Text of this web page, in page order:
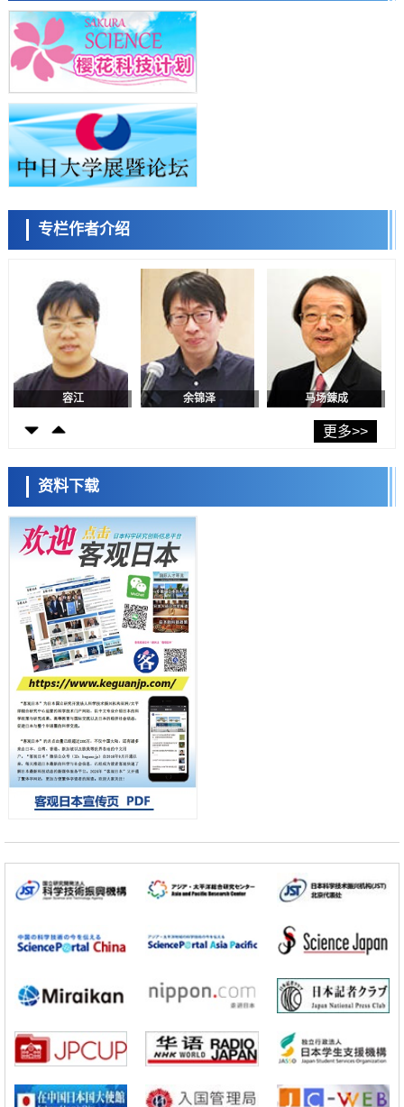
高精度解读
经济・社会
【AI法上篇】如何对“将人生交给AI”保持危机感——中央大学平野晋教
授专访
科学研究
庆应义塾大学阐明脑内“游击手”小胶质细胞包裹保护受损神经细胞的机
制，有望用于开发阿尔茨海默病等疾病疗法
科学研究
日本东北大学与横滨橡胶全球首次从纳米尺度揭示橡胶—黄铜粘接界面
劣化抑制机制，为提升轮胎安全性与耐久性的材料设计开辟道路
科学研究
近畿大学等发现植物染料“日本茜”的红色成分可抑制老化与炎症，有望
科学研究
群马大学开发针对难治性癫痫的新型基因疗法，利用超小型GAD67启动
子抑制发作
九州大学揭示夜间眼压升高机制：两种激素波动叠加所致
科学研究
东京都产技研采用新手法开发出可稳定工作至300℃的介电材料，已验
证电容器可在汽车发动机等高温环境下工作
经济・社会
日本生成式AI使用者占比一年内翻倍，但与中美德仍有较大差距
政策
日本修订首都直下型地震紧急对策：目标为死亡人数至少减半，重点强
福井大学发现细胞记忆过往并抑制反应的机制，阐明即便DNA相同反应
迥异之谜
科学研究
神户大学确认口服癌症疫苗B440单药给药的安全性，在转移性尿路上皮
癌患者中开展临床试验
政策
日本发布《令和8年版科学技术与创新白皮书》，解读第七期基本计划
首年度政策方向
科学研究
东京大学发现可诱导细胞死亡的新型信使物质
科学研究
东京都健康长寿医疗中心跨器官揭示衰老过程中的糖链变化
科学研究
产总研无需石油利用松脂制备石墨前驱体，可作为电池电极材料
政策
日本内阁会议通过《2026年综合创新战略》，将统筹推进科学研究与成
果转化
科学研究
东京大学调查300多人MRI图像发现精神分裂症患者脑部外形特征——
苍白球外节部体积增大
科学研究
化，研发出面向单细胞质谱成像的新技术
科学研究
基础设施
科学研究
产总研无需石油利用松脂制备石墨前驱体，可作为电池电极材料
政策
日本内阁会议通过《2026年综合创新战略》，将统筹推进科学研究与成
科学研究
专栏作者介绍
小岩井忠道
陈小牧 李鸥 安宁
容江 余锦泽 马场錬成
日本科学未来馆 科学交
流员
小岩井忠道 泷川 进
更多>>
资料下载